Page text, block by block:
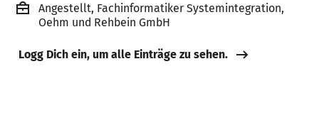
Angestellt, Fachinformatiker Systemintegration,
Oehm und Rehbein GmbH
Logg Dich ein, um alle Einträge zu sehen.